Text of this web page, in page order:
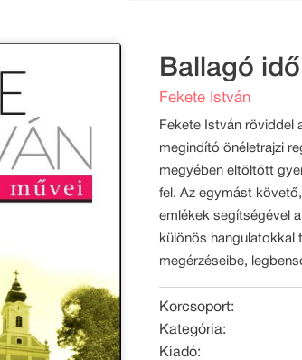
Ballagó idő
Fekete István
Fekete István röviddel
megindító önéletrajzi
megyében eltöltött
fel. Az egymást
emlékek segítségével
különös hangulatokkal
megérzéseibe,
Korcsoport:
Kategória:
Kiadó: